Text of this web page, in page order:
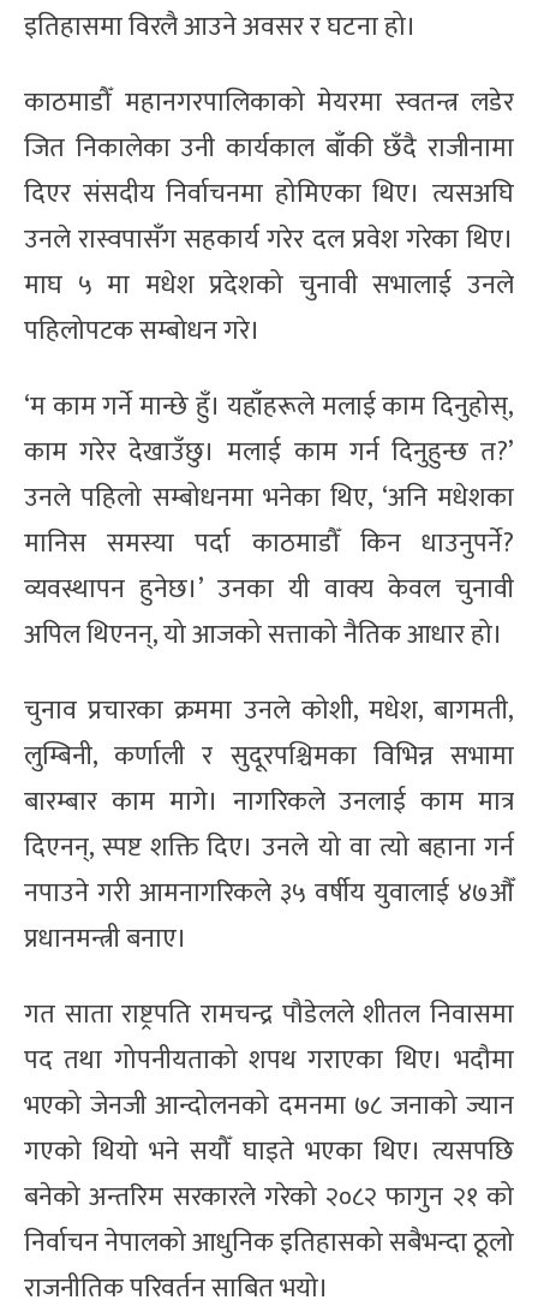
इतिहासमा विरलै आउने अवसर र घटना हो।
काठमाडौँ महानगरपालिकाको मेयरमा स्वतन्त्र लडेर
जित निकालेका उनी कार्यकाल बाँकी छँदै राजीनामा
दिएर संसदीय निर्वाचनमा होमिएका थिए। त्यसअघि
उनले रास्वपासँग सहकार्य गरेर दल प्रवेश गरेका थिए।
माघ ५ मा मधेश प्रदेशको चुनावी सभालाई उनले
पहिलोपटक सम्बोधन गरे।
‘म काम गर्ने मान्छे हुँ। यहाँहरूले मलाई काम दिनुहोस्,
काम गरेर देखाउँछु। मलाई काम गर्न दिनुहुन्छ त?’
उनले पहिलो सम्बोधनमा भनेका थिए, ‘अनि मधेशका
मानिस समस्या पर्दा काठमाडौँ किन धाउनुपर्ने?
व्यवस्थापन हुनेछ।’ उनका यी वाक्य केवल चुनावी
अपिल थिएनन्, यो आजको सत्ताको नैतिक आधार हो।
चुनाव प्रचारका क्रममा उनले कोशी, मधेश, बागमती,
लुम्बिनी, कर्णाली र सुदूरपश्चिमका विभिन्न सभामा
बारम्बार काम मागे। नागरिकले उनलाई काम मात्र
दिएनन्, स्पष्ट शक्ति दिए। उनले यो वा त्यो बहाना गर्न
नपाउने गरी आमनागरिकले ३५ वर्षीय युवालाई ४७औँ
प्रधानमन्त्री बनाए।
गत साता राष्ट्रपति रामचन्द्र पौडेलले शीतल निवासमा
पद तथा गोपनीयताको शपथ गराएका थिए। भदौमा
भएको जेनजी आन्दोलनको दमनमा ७८ जनाको ज्यान
गएको थियो भने सयौँ घाइते भएका थिए। त्यसपछि
बनेको अन्तरिम सरकारले गरेको २०८२ फागुन २१ को
निर्वाचन नेपालको आधुनिक इतिहासको सबैभन्दा ठूलो
राजनीतिक परिवर्तन साबित भयो।